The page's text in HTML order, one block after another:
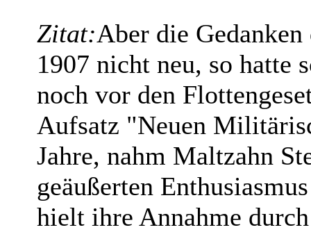
Zitat:Aber die
1907 nicht neu, so hatte
noch vor den
Aufsatz "Neuen
Jahre, nahm Maltzahn
geäußerten
hielt ihre Annahme